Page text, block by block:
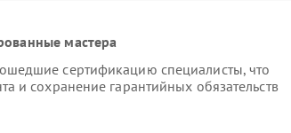
мастера
сертификацию специалисты, что
и сохранение гарантийных обязательств